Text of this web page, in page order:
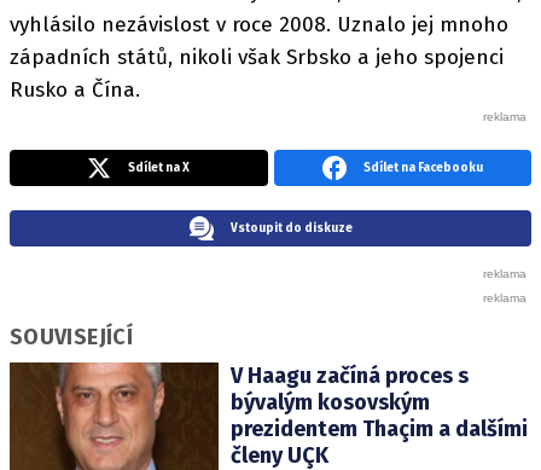
vyhlásilo nezávislost v roce 2008. Uznalo jej mnoho
západních států, nikoli však Srbsko a jeho spojenci
Rusko a Čína.
Sdílet na X Sdílet na Facebooku
Vstoupit do diskuze
SOUVISEJÍCÍ
V Haagu začíná proces s
bývalým kosovským
prezidentem Thaçim a dalšími
členy UÇK